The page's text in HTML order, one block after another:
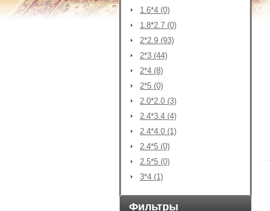
1.6*4 (0)
1.8*2.7 (0)
2*2.9 (93)
2*3 (44)
2*4 (8)
2*5 (0)
2.0*2.0 (3)
2.4*3.4 (4)
2.4*4.0 (1)
2.4*5 (0)
2.5*5 (0)
3*4 (1)
Фильтры